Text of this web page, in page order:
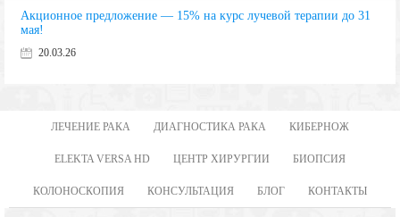
Акционное предложение — 15% на курс лучевой терапии до 31
мая!
20.03.26
ЛЕЧЕНИЕ РАКА ДИАГНОСТИКА РАКА КИБЕРНОЖ
ELEKTA VERSA HD ЦЕНТР ХИРУРГИИ БИОПСИЯ
КОЛОНОСКОПИЯ КОНСУЛЬТАЦИЯ БЛОГ КОНТАКТЫ